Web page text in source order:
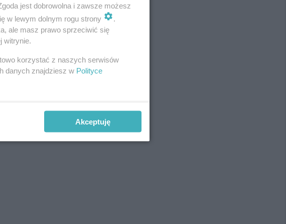
jest dobrowolna i zawsze możesz
w lewym dolnym rogu strony
.
ale masz prawo sprzeciwić się
witrynie.
korzystać z naszych serwisów
danych znajdziesz w Polityce
Akceptuję